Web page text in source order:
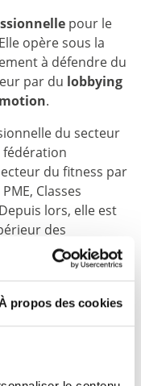
À propos des cookies
pour le
opère sous la
à défendre du
par du lobbying
.
du secteur
fédération
du fitness par
Classes
lors, elle est
des
Entreprises.
dela Commission
et est